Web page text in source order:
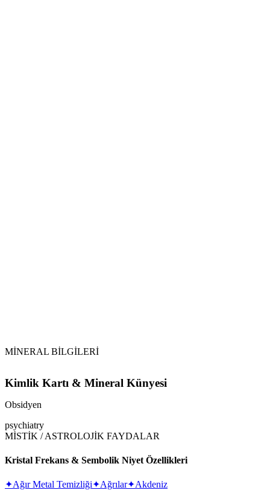
MİNERAL BİLGİLERİ
Kimlik Kartı & Mineral Künyesi
Obsidyen
psychiatry
MİSTİK / ASTROLOJİK FAYDALAR
Kristal Frekans & Sembolik Niyet Özellikleri
✦Ağır Metal Temizliği✦Ağrılar✦Akdeniz